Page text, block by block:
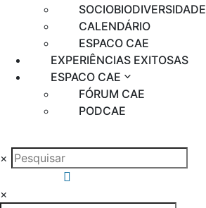
SOCIOBIODIVERSIDADE
CALENDÁRIO
ESPAÇO CAE
EXPERIÊNCIAS EXITOSAS
ESPAÇO CAE
FÓRUM CAE
PODCAE
×
×